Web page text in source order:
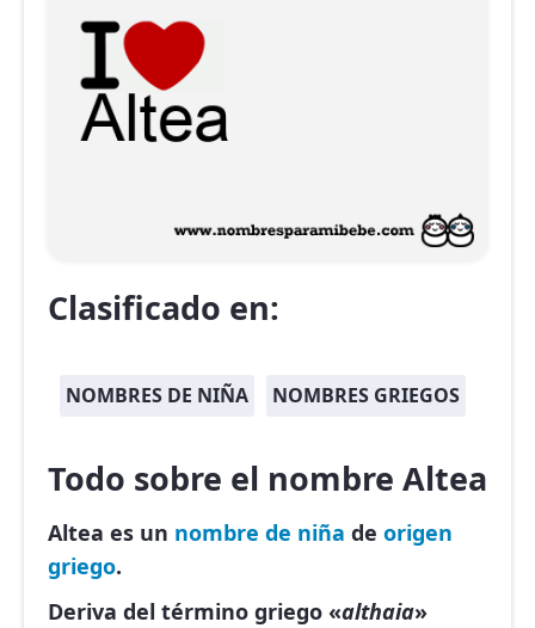
Clasificado en:
NOMBRES DE NIÑA NOMBRES GRIEGOS
Todo sobre el nombre Altea
Altea es un nombre de niña de origen
griego.
Deriva del término griego «althaia»